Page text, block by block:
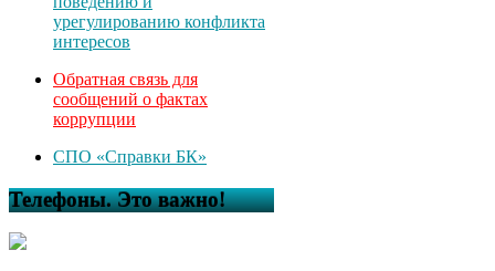
урегулированию конфликта
интересов
Обратная связь для
сообщений о фактах
коррупции
СПО «Справки БК»
Телефоны. Это важно!